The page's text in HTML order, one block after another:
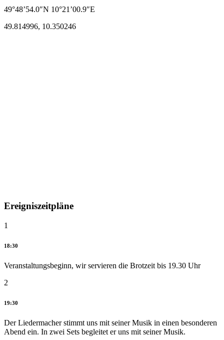
49°48’54.0″N 10°21’00.9″E
49.814996, 10.350246
Ereigniszeitpläne
1
18:30
Veranstaltungsbeginn, wir servieren die Brotzeit bis 19.30 Uhr
2
19:30
Der Liedermacher stimmt uns mit seiner Musik in einen besonderen
Abend ein. In zwei Sets begleitet er uns mit seiner Musik.